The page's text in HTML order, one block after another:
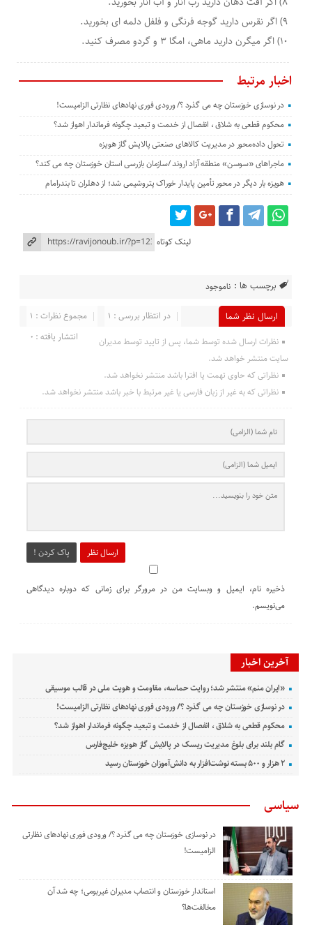
۹) اگر نقرس دارید گوجه فرنگی و فلفل دلمه ای بخورید.
۱۰) اگر میگرن دارید ماهی، امگا ۳ و گردو مصرف کنید.
اخبار مرتبط
در نوسازی خوزستان چه می گذرد ؟/ ورودی فوری نهادهای نظارتی الزامیست!
محکوم قطعی به شلاق ، انفصال از خدمت و تبعید چگونه فرماندار اهواز شد؟
تحول داده‌محور در مدیریت کالاهای صنعتی پالایش گاز هویزه
ماجراهای «سوسن» منطقه آزاد اروند /سازمان بازرسی استان خوزستان چه می کند؟
هویزه بار دیگر در محور تأمین پایدار خوراک پتروشیمی شد؛ از دهلران تا بندرامام
لینک کوتاه
برچسب ها : ناموجود
ارسال نظر شما مجموع نظرات : 1
در انتظار بررسی : 1
انتشار یافته : 0
نظرات ارسال شده توسط شما، پس از تایید توسط مدیران
سایت منتشر خواهد شد.
نظراتی که حاوی تهمت یا افترا باشد منتشر نخواهد شد.
نظراتی که به غیر از زبان فارسی یا غیر مرتبط با خبر باشد منتشر نخواهد شد.
ارسال نظر پاک کردن !
ذخیره نام، ایمیل و وبسایت من در مرورگر برای زمانی که دوباره دیدگاهی
می‌نویسم.
آخرین اخبار
«ایران منم» منتشر شد؛ روایت حماسه، مقاومت و هویت ملی در قالب موسیقی
در نوسازی خوزستان چه می گذرد ؟/ ورودی فوری نهادهای نظارتی الزامیست!
محکوم قطعی به شلاق ، انفصال از خدمت و تبعید چگونه فرماندار اهواز شد؟
گام بلند برای بلوغ مدیریت ریسک در پالایش گاز هویزه خلیج‌فارس
۲ هزار و ۵۰۰ بسته نوشت‌افزار به دانش‌آموزان خوزستان رسید
سیاسی
در نوسازی خوزستان چه می گذرد ؟/ ورودی فوری نهادهای نظارتی
الزامیست!
استاندار خوزستان و انتصاب مدیران غیربومی؛ چه شد آن
مخالفت‌ها؟